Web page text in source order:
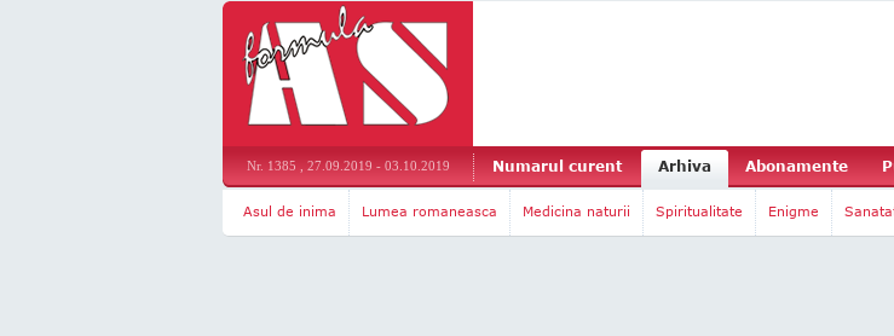
Nr. 1385 , 27.09.2019 - 03.10.2019 Numarul curent Arhiva Abonamente
Asul de inima Lumea romaneasca Medicina naturii Spiritualitate Enigme